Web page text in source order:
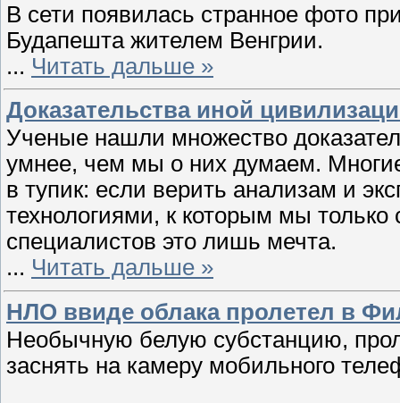
В сети появилась странное фото
Будапешта жителем Венгрии.
... Читать дальше »
Доказательства иной
Ученые нашли множество
умнее, чем мы о них думаем. Многие
в тупик: если верить анализам и
технологиями, к которым мы
специалистов это лишь мечта.
... Читать дальше »
НЛО ввиде облака пролетел в
Необычную белую субстанцию,
заснять на камеру мобильного